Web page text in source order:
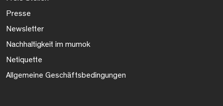
Presse
Newsletter
Nachhaltigkeit im mumok
Netiquette
Allgemeine Geschäftsbedingungen